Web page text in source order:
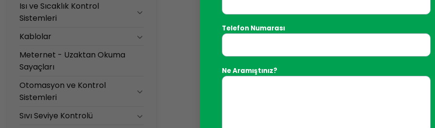
Telefon Numarası
Ne Aramıştınız?
Isı ve Sıcaklık Kontrol
Sistemleri
Kablolar
Meternet - Uzaktan Okuma
Sayaçları
Otomasyon ve Kontrol
Sistemleri
Sıvı Seviye Kontrolü